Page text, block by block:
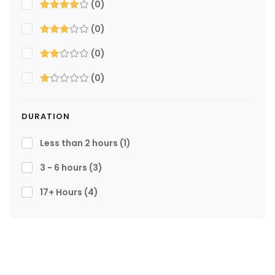
(0)
(0)
(0)
(0)
DURATION
Less than 2 hours (1)
3 - 6 hours (3)
17+ Hours (4)